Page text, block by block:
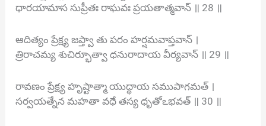
ధారయామాస సుప్రీతః రాఘవః ప్రయతాత్మవాన్ ॥ 28 ॥
ఆదిత్యం ప్రేక్ష్య జప్త్వా తు పరం హర్షమవాప్తవాన్ ।
త్రిరాచమ్య శుచిర్భూత్వా ధనురాదాయ వీర్యవాన్ ॥ 29 ॥
రావణం ప్రేక్ష్య హృష్టాత్మా యుద్ధాయ సముపాగమత్ ।
సర్వయత్నేన మహతా వధే తస్య ధృతోఽభవత్ ॥ 30 ॥